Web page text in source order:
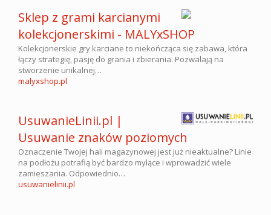
Sklep z grami karcianymi
kolekcjonerskimi - MALYxSHOP
Kolekcjonerskie gry karciane to niekończąca się zabawa, która
łączy strategię, pasję do grania i zbierania. Pozwalają na
stworzenie unikalnej…
malyxshop.pl
UsuwanieLinii.pl |
Usuwanie znaków poziomych
Oznaczenie Twojej hali magazynowej jest już nieaktualne? Linie
na podłożu potrafią być bardzo mylące i wprowadzić wiele
zamieszania. Odpowiednio…
usuwanielinii.pl